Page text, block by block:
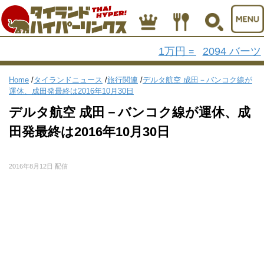
1万円 = 2094 バーツ
Home /タイランドニュース /旅行関連 /デルタ航空 成田－バンコク線が
運休、成田発最終は2016年10月30日
デルタ航空 成田－バンコク線が運休、成
田発最終は2016年10月30日
2016年8月12日 配信